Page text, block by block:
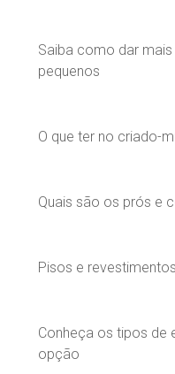
Saiba como dar
pequenos
O que ter no criado-
Quais são os prós e
Pisos e
Conheça os tipos de
opção